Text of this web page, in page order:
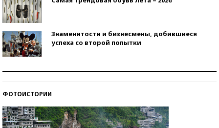
Знаменитости и бизнесмены, добившиеся
успеха со второй попытки
ФОТОИСТОРИИ